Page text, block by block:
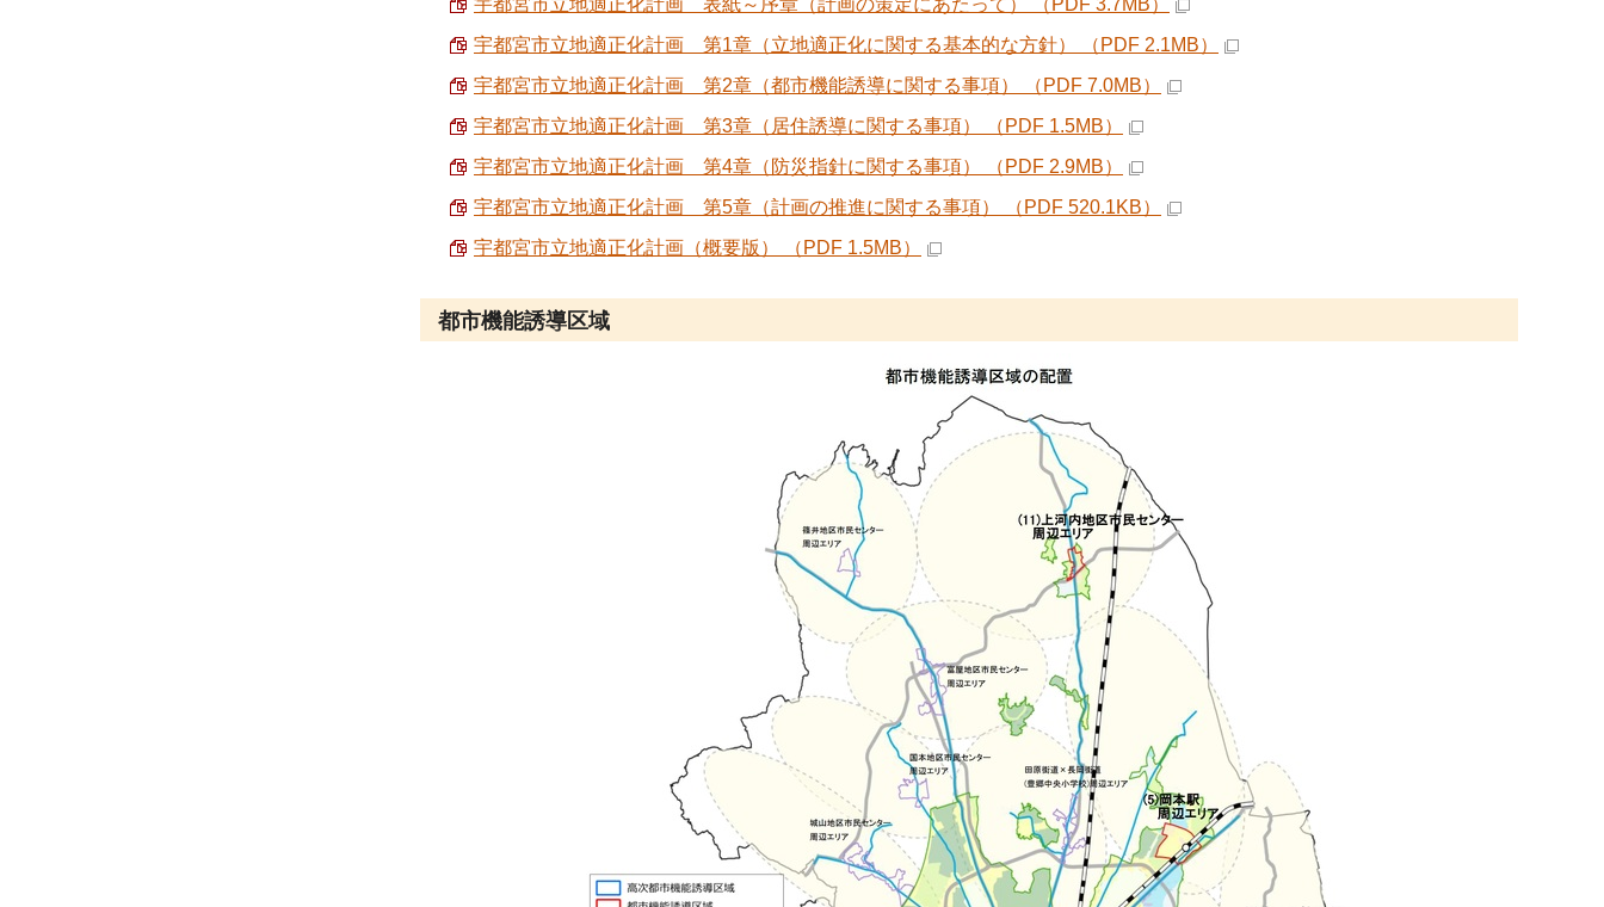
宇都宮市立地適正化計画 表紙～序章（計画の策定にあたって） （PDF 3.7MB）
宇都宮市立地適正化計画 第1章（立地適正化に関する基本的な方針） （PDF 2.1MB）
宇都宮市立地適正化計画 第2章（都市機能誘導に関する事項） （PDF 7.0MB）
宇都宮市立地適正化計画 第3章（居住誘導に関する事項） （PDF 1.5MB）
宇都宮市立地適正化計画 第4章（防災指針に関する事項） （PDF 2.9MB）
宇都宮市立地適正化計画 第5章（計画の推進に関する事項） （PDF 520.1KB）
宇都宮市立地適正化計画（概要版） （PDF 1.5MB）
都市機能誘導区域